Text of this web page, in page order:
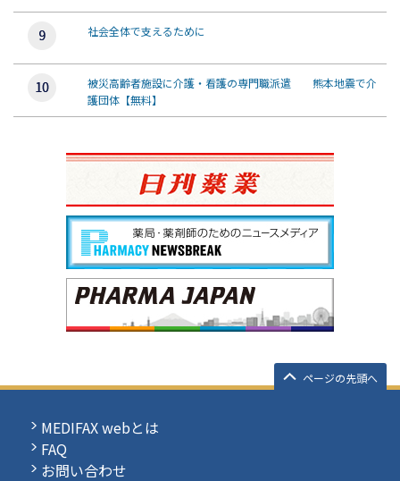
社会全体で支えるために
被災高齢者施設に介護・看護の専門職派遣 熊本地震で介
護団体【無料】
ページの先頭へ
MEDIFAX webとは
FAQ
お問い合わせ